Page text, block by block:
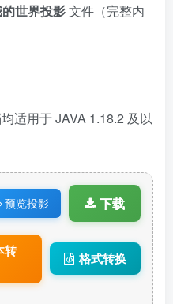
世界投影文件（完整内
适用于 JAVA 1.18.2 及以
预览投影 下载
转
格式转换